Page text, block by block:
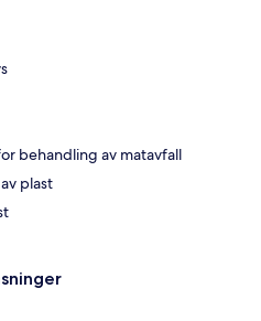
behandling av matavfall
plast